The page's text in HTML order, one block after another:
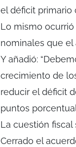
el déficit primario
Lo mismo
nominales que el
Y añadió:
crecimiento de
reducir el déficit
puntos
La cuestión
Cerrado el